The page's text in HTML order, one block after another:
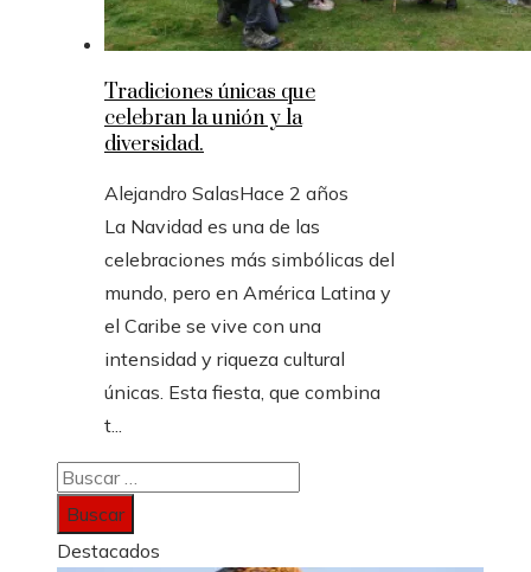
Tradiciones únicas que
celebran la unión y la
diversidad.
Alejandro SalasHace 2 años
La Navidad es una de las
celebraciones más simbólicas del
mundo, pero en América Latina y
el Caribe se vive con una
intensidad y riqueza cultural
únicas. Esta fiesta, que combina
t...
Buscar:
Destacados